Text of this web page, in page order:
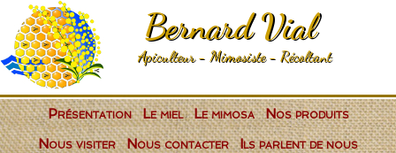
Bernard Vial
Apiculteur - Mimosiste - Récoltant
Présentation Le miel Le mimosa
Nos produits
Nous visiter
Nous contacter Ils parlent de nous